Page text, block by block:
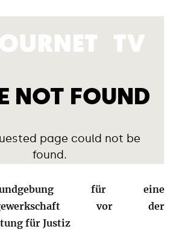
für eine
vor der
für Justiz